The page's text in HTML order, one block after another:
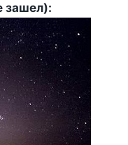
зашел):